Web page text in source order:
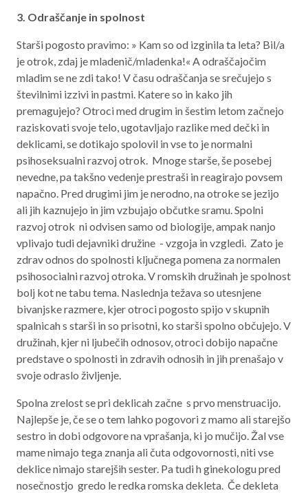
3. Odraščanje in spolnost
Starši pogosto pravimo: » Kam so od izginila ta leta? Bil/a
je otrok, zdaj je mladenič/mladenka!« A odraščajočim
mladim se ne zdi tako! V času odraščanja se srečujejo s
številnimi izzivi in pastmi. Katere so in kako jih
premagujejo? Otroci med drugim in šestim letom začnejo
raziskovati svoje telo, ugotavljajo razlike med dečki in
deklicami, se dotikajo spolovil in vse to je normalni
psihoseksualni razvoj otrok. Mnoge starše, še posebej
nevedne, pa takšno vedenje prestraši in reagirajo povsem
napačno. Pred drugimi jim je nerodno, na otroke se jezijo
ali jih kaznujejo in jim vzbujajo občutke sramu. Spolni
razvoj otrok ni odvisen samo od biologije, ampak nanjo
vplivajo tudi dejavniki družine - vzgoja in vzgledi. Zato je
zdrav odnos do spolnosti ključnega pomena za normalen
psihosocialni razvoj otroka. V romskih družinah je spolnost
bolj kot ne tabu tema. Naslednja težava so utesnjene
bivanjske razmere, kjer otroci pogosto spijo v skupnih
spalnicah s starši in so prisotni, ko starši spolno občujejo. V
družinah, kjer ni ljubečih odnosov, otroci dobijo napačne
predstave o spolnosti in zdravih odnosih in jih prenašajo v
svoje odraslo življenje.
Spolna zrelost se pri deklicah začne s prvo menstruacijo.
Najlepše je, če se o tem lahko pogovori z mamo ali starejšo
sestro in dobi odgovore na vprašanja, ki jo mučijo. Žal vse
mame nimajo tega znanja ali čuta odgovornosti, niti vse
deklice nimajo starejših sester. Pa tudi h ginekologu pred
nosečnostjo gredo le redka romska dekleta. Če dekleta